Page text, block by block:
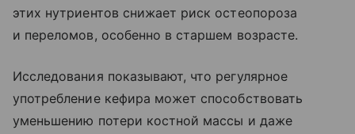
этих нутриентов снижает риск остеопороза
и переломов, особенно в старшем возрасте.
Исследования показывают, что регулярное
употребление кефира может способствовать
уменьшению потери костной массы и даже